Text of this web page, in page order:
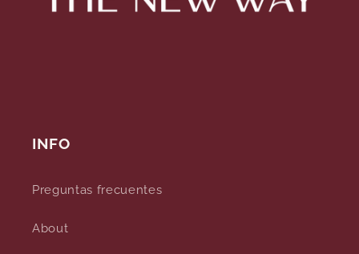
INFO
Preguntas frecuentes
About